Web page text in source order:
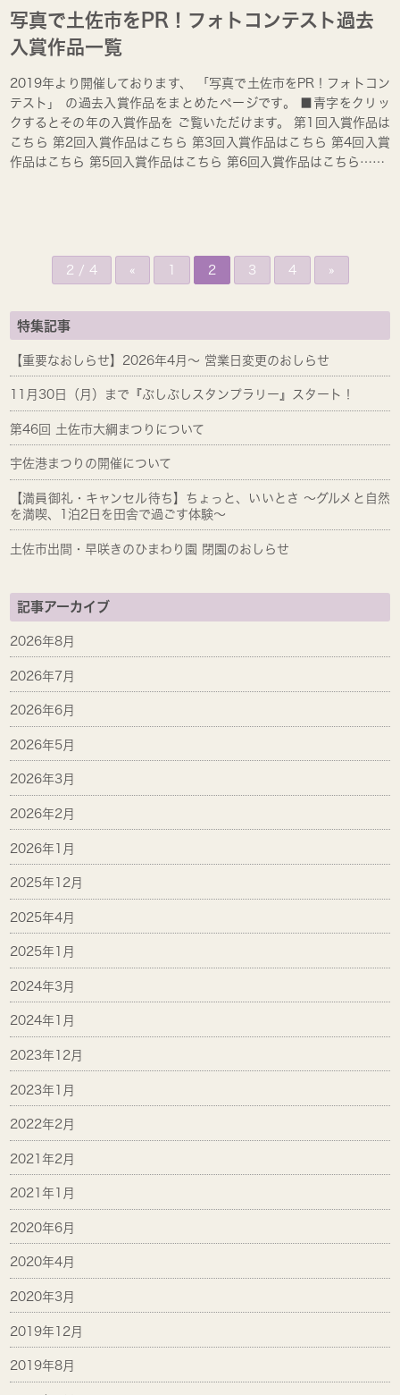
写真で土佐市をPR！フォトコンテスト過去
入賞作品一覧
2019年より開催しております、 「写真で土佐市をPR！フォトコン
テスト」 の過去入賞作品をまとめたページです。 ■青字をクリッ
クするとその年の入賞作品を ご覧いただけます。 第1回入賞作品は
こちら 第2回入賞作品はこちら 第3回入賞作品はこちら 第4回入賞
作品はこちら 第5回入賞作品はこちら 第6回入賞作品はこちら……
2 / 4 « 2 3 4 »
特集記事
【重要なおしらせ】2026年4月～ 営業日変更のおしらせ
11月30日（月）まで『ぶしぶしスタンプラリー』スタート！
第46回 土佐市大綱まつりについて
宇佐港まつりの開催について
【満員御礼・キャンセル待ち】ちょっと、いいとさ ～グルメと自然
を満喫、1泊2日を田舎で過ごす体験～
土佐市出間・早咲きのひまわり園 閉園のおしらせ
記事アーカイブ
2026年8月
2026年7月
2026年6月
2026年5月
2026年3月
2026年2月
2026年1月
2025年12月
2025年4月
2025年1月
2024年3月
2024年1月
2023年12月
2023年1月
2022年2月
2021年2月
2021年1月
2020年6月
2020年4月
2020年3月
2019年12月
2019年8月